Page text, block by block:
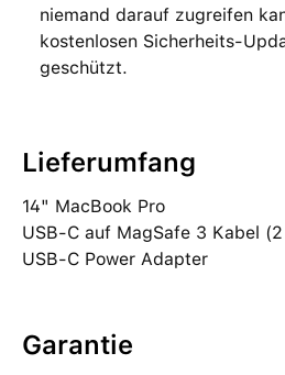
niemand darauf zugreifen
kostenlosen Sicherheits-
geschützt.
Lieferumfang
14" MacBook Pro
USB‑C auf MagSafe 3 Kabel
USB‑C Power Adapter
Garantie